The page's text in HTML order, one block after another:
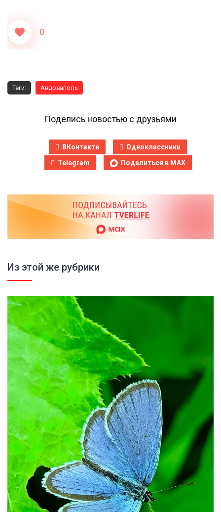
0
Теги: Андреаполь
Поделись новостью с друзьями
ВКонтакте
Одноклассники
Telegram
Поделиться в MAX
Из этой же рубрики